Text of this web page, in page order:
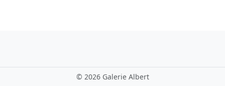
© 2026 Galerie Albert